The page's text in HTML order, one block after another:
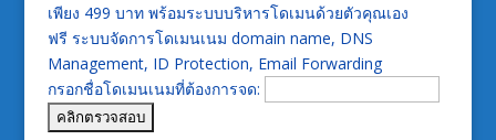
เพียง 499 บาท พร้อมระบบบริหารโดเมนด้วยตัวคุณเอง
ฟรี ระบบจัดการโดเมนเนม domain name, DNS
Management, ID Protection, Email Forwarding
กรอกชื่อโดเมนเนมที่ต้องการจด: